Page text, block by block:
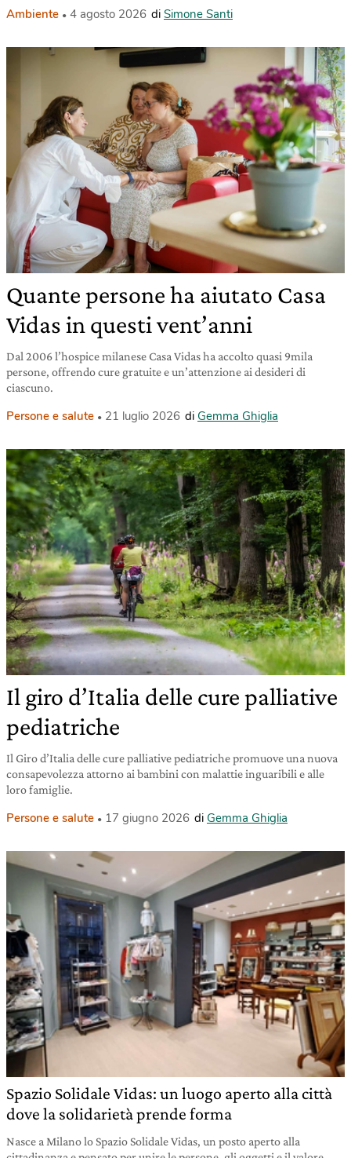
Ambiente 4 agosto 2026 di Simone Santi
Quante persone ha aiutato Casa
Vidas in questi vent’anni
Dal 2006 l’hospice milanese Casa Vidas ha accolto quasi 9mila
persone, offrendo cure gratuite e un’attenzione ai desideri di
ciascuno.
Persone e salute 21 luglio 2026 di Gemma Ghiglia
Il giro d’Italia delle cure palliative
pediatriche
Il Giro d’Italia delle cure palliative pediatriche promuove una nuova
consapevolezza attorno ai bambini con malattie inguaribili e alle
loro famiglie.
Persone e salute 17 giugno 2026 di Gemma Ghiglia
Spazio Solidale Vidas: un luogo aperto alla città
dove la solidarietà prende forma
Nasce a Milano lo Spazio Solidale Vidas, un posto aperto alla